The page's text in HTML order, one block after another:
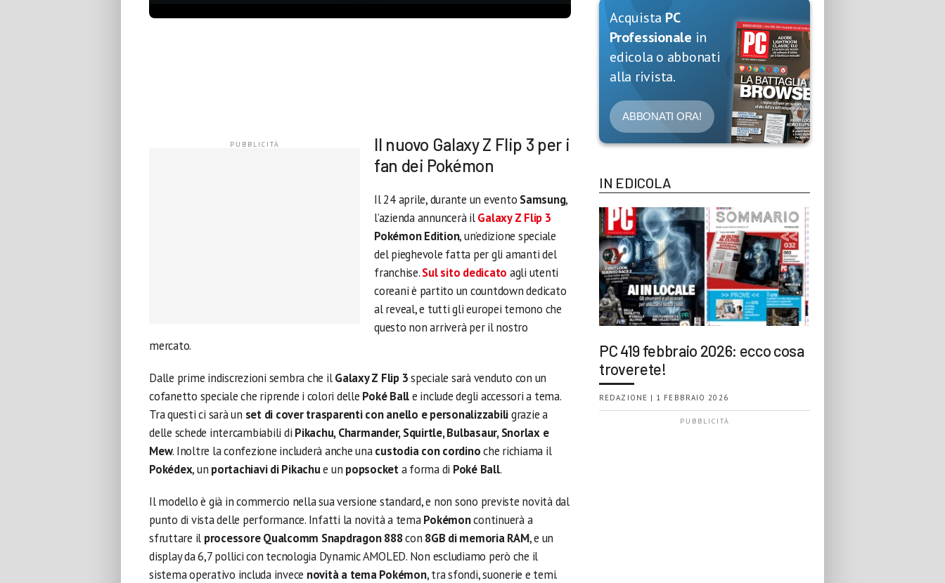
Il nuovo Galaxy Z Flip 3 per i
fan dei Pokémon
Il 24 aprile, durante un evento Samsung,
l’azienda annuncerà ilGalaxy Z Flip 3
Pokémon Edition, un’edizione speciale
del pieghevole fatta per gli amanti del
franchise.Sul sito dedicato agli utenti
coreani è partito un countdown dedicato
al reveal, e tutti gli europei temono che
questo non arriverà per il nostro
mercato.
Dalle prime indiscrezioni sembra che ilGalaxy Z Flip 3speciale sarà venduto con un
cofanetto speciale che riprende i colori delle Poké Balle include degli accessori a tema.
Tra questi ci sarà un set di cover trasparenti con anello e personalizzabiligrazie a
delle schede intercambiabili di Pikachu, Charmander, Squirtle, Bulbasaur, Snorlax e
Mew. Inoltre la confezione includerà anche unacustodia con cordinoche richiama il
Pokédex, un portachiavi di Pikachue un popsocketa forma di Poké Ball.
Il modello è già in commercio nella sua versione standard, e non sono previste novità dal
punto di vista delle performance. Infatti la novità a temaPokémoncontinuerà a
sfruttare il processore Qualcomm Snapdragon 888con 8GB di memoria RAM, e un
display da 6,7 pollici con tecnologia Dynamic AMOLED. Non escludiamo però che il
sistema operativo includa invece novità a tema Pokémon, tra sfondi, suonerie e temi.
Acquista PC
Professionale in
edicola o abbonati
alla rivista.
ABBONATI ORA!
IN EDICOLA
PC 419 febbraio 2026: ecco cosa
troverete!
REDAZIONE | 1 FEBBRAIO 2026